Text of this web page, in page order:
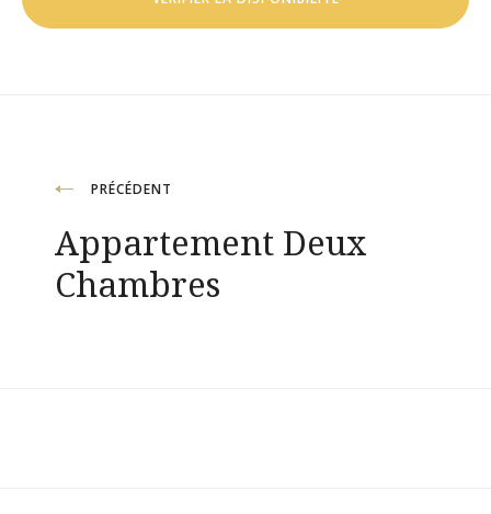
Navigation
de
l’article
PRÉCÉDENT
Appartement Deux
Chambres